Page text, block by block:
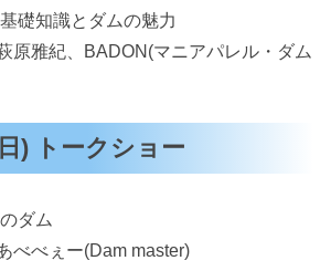
礎知識とダムの魅力
マニアパレル・ダム
) トークショー
ダム
(Dam master)